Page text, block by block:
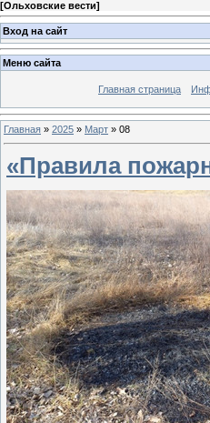
[Ольховские вести]
Вход на сайт
Меню сайта
Главная страница
Главная » 2025 » Март » 08
«Правила